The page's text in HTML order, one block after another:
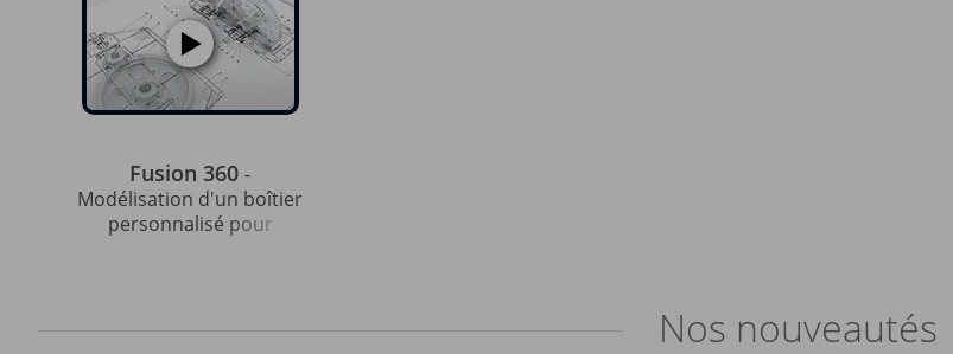
Fusion 360 -
Modélisation d'un boîtier
personnalisé pour
Nos nouveautés